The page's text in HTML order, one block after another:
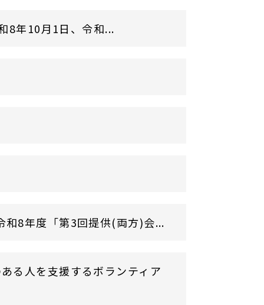
8年10月1日、令和...
和8年度「第3回提供(両方)会...
る人を支援するボランティア